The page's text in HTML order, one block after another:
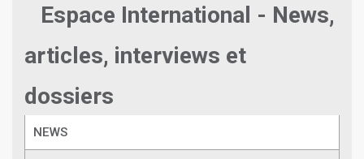
Espace International - News,
articles, interviews et
dossiers
NEWS